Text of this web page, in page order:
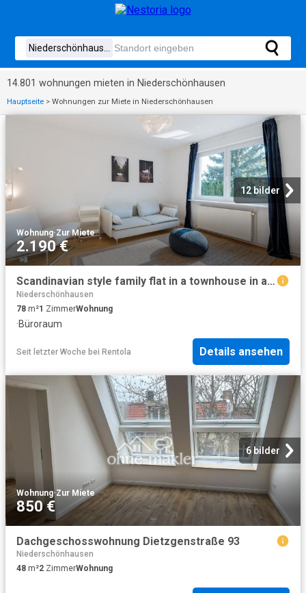
14.801 wohnungen mieten in Niederschönhausen
Hauptseite > Wohnungen zur Miete in Niederschönhausen
12 bilder
Wohnung·Zur Miete
2.190 €
Scandinavian style family flat in a townhouse in a quiet location, Berlin Amsterdam Apartments for Rent
Niederschönhausen
78 m²1 ZimmerWohnung
·Büroraum
Seit letzter Woche bei Rentola Details ansehen
6 bilder
Wohnung·Zur Miete
850 €
Dachgeschosswohnung Dietzgenstraße 93
Niederschönhausen
48 m²2 ZimmerWohnung